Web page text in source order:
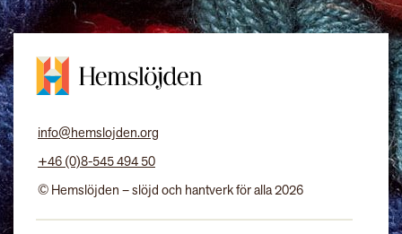
info@hemslojden.org
+46 (0)8-545 494 50
© Hemslöjden – slöjd och hantverk för alla 2026